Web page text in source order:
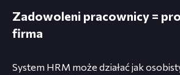
Zadowoleni pracownicy =
firma
System HRM może działać jak